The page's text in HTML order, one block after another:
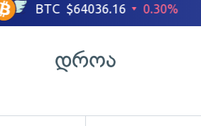
დროა